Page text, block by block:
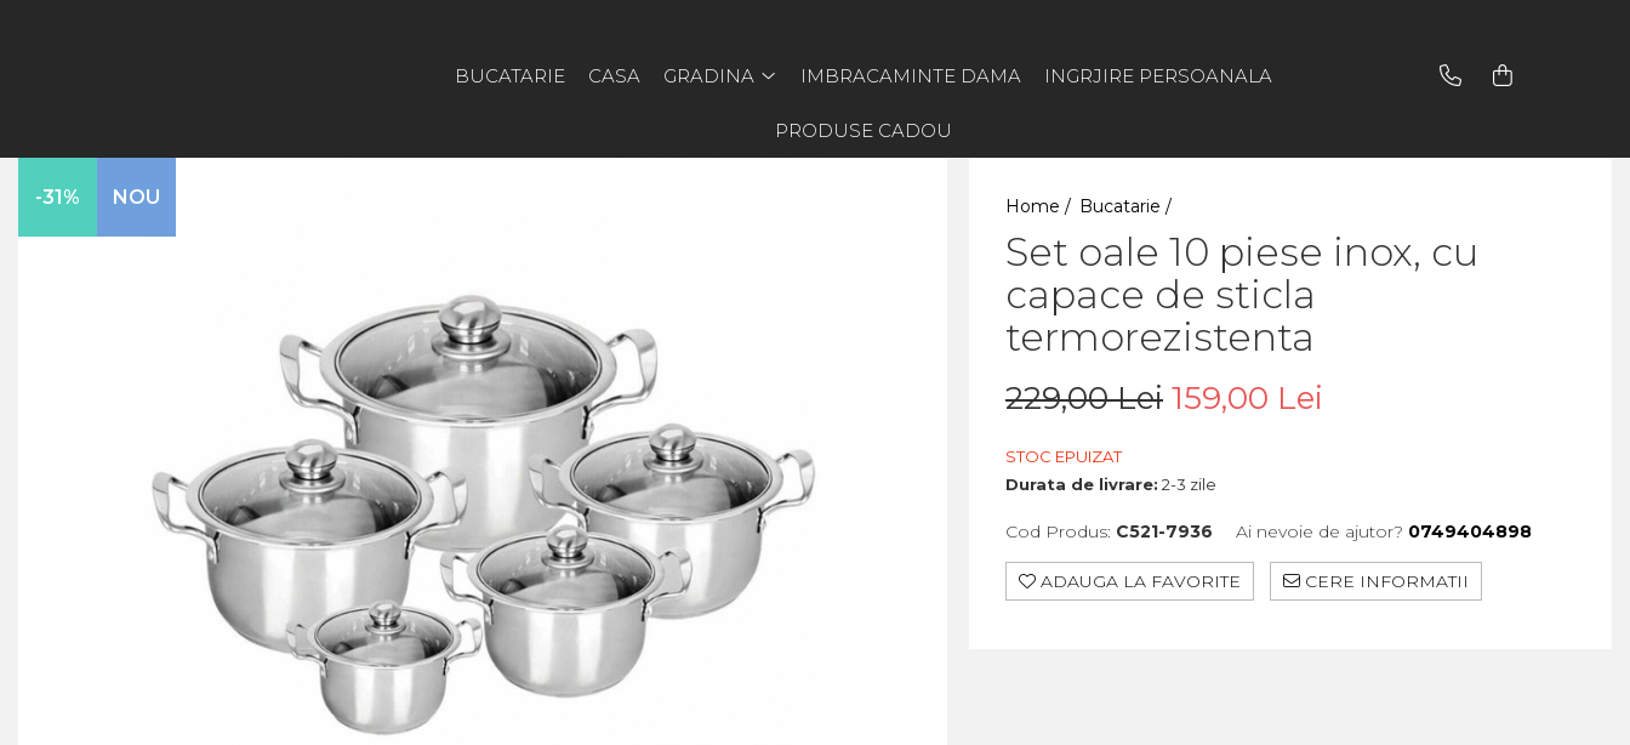
BUCATARIE CASA GRADINA IMBRACAMINTE DAMA INGRJIRE PERSOANALA
PRODUSE CADOU
-31% NOU Home / Bucatarie /
Set oale 10 piese inox, cu
capace de sticla
termorezistenta
229,00 Lei 159,00 Lei
STOC EPUIZAT
Durata de livrare: 2-3 zile
Cod Produs: C521-7936 Ai nevoie de ajutor? 0749404898
ADAUGA LA FAVORITE CERE INFORMATII